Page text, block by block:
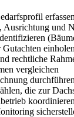
erfassen
Ausrichtung und
einholen
rechtliche
vergleichen
durchführen
die zur
koordinieren